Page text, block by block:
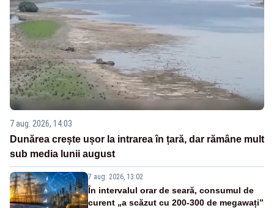
7 aug. 2026, 14:03
Dunărea crește ușor la intrarea în țară, dar rămâne mult
sub media lunii august
7 aug. 2026, 13:02
În intervalul orar de seară, consumul de
curent „a scăzut cu 200-300 de megawați”